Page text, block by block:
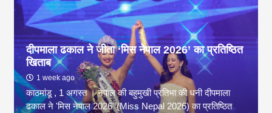
दीपमाला ढकाल ने जीता ‘मिस नेपाल 2026’ का प्रतिष्ठित
खिताब
1 week ago
काठमांडू , 1 अगस्त । नेपाल की बहुमुखी प्रतिभा की धनी दीपमाला
ढकाल ने 'मिस नेपाल 2026' (Miss Nepal 2026) का प्रतिष्ठित